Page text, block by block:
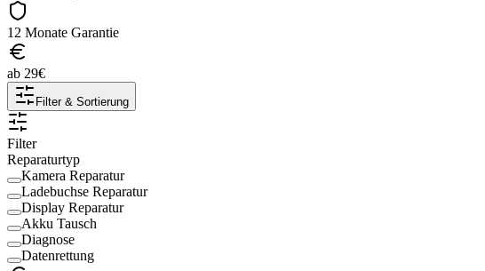
12 Monate Garantie
ab 29€
Filter & Sortierung
Filter
Reparaturtyp
Kamera Reparatur
Ladebuchse Reparatur
Display Reparatur
Akku Tausch
Diagnose
Datenrettung